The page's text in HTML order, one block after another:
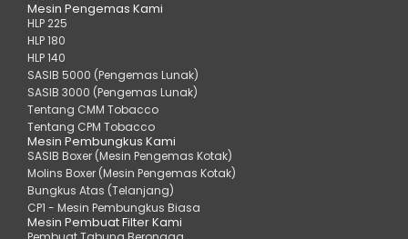
Mesin Pengemas Kami
HLP 225
HLP 180
HLP 140
SASIB 5000 (Pengemas Lunak)
SASIB 3000 (Pengemas Lunak)
Tentang CMM Tobacco
Tentang CPM Tobacco
Mesin Pembungkus Kami
SASIB Boxer (Mesin Pengemas Kotak)
Molins Boxer (Mesin Pengemas Kotak)
Bungkus Atas (Telanjang)
CP1 - Mesin Pembungkus Biasa
Mesin Pembuat Filter Kami